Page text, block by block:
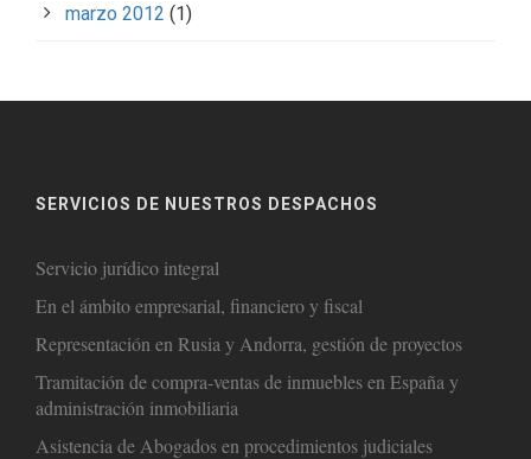
marzo 2012 (1)
SERVICIOS DE NUESTROS DESPACHOS
Servicio jurídico integral
En el ámbito empresarial, financiero y fiscal
Representación en Rusia y Andorra, gestión de proyectos
Tramitación de compra-ventas de inmuebles en España y
administración inmobiliaria
Asistencia de Abogados en procedimientos judiciales